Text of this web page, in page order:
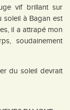
vif brillant sur
soleil à Bagan est
il a attrapé mon
soudainement
du soleil devrait